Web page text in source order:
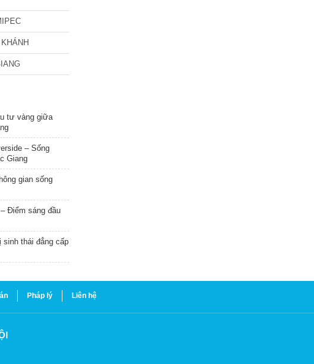
tư vàng giữa
– Sống
Giang
gian sống
Điểm sáng đầu
sinh thái đẳng cấp
Pháp lý Liên hệ